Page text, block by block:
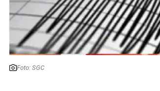
Foto: SGC